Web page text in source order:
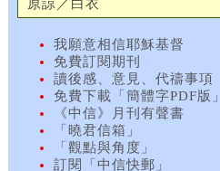
原諒／白衣
我願意相信耶穌基督
免費訂閱期刊
讀後感、意見、代禱事項
免費下載「簡體字PDF版」
《中信》月刊有聲書
「曉君信箱」
「觀點與角度」
訂閱「中信快郵」